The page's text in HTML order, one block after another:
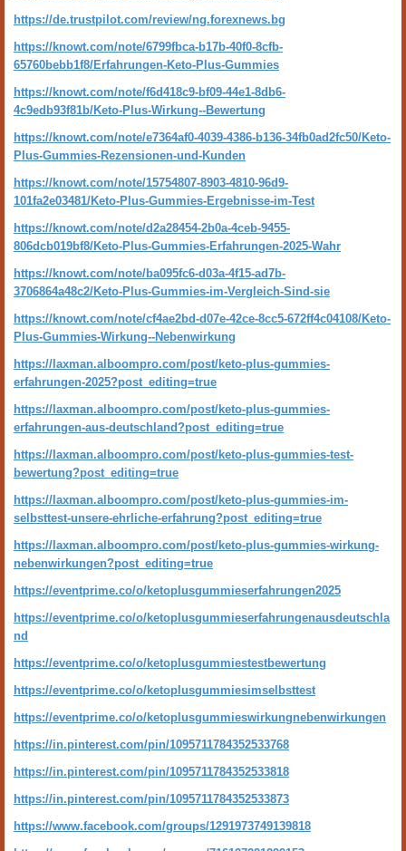
https://de.trustpilot.com/review/ng.forexnews.bg
https://knowt.com/note/6799fbca-b17b-40f0-8cfb-
65760bebb1f8/Erfahrungen-Keto-Plus-Gummies
https://knowt.com/note/f6d418c9-bf09-44e1-8db6-
4c9edb93f81b/Keto-Plus-Wirkung--Bewertung
https://knowt.com/note/e7364af0-4039-4386-b136-34fb0ad2fc50/Keto-
Plus-Gummies-Rezensionen-und-Kunden
https://knowt.com/note/15754807-8903-4810-96d9-
101fa2e03481/Keto-Plus-Gummies-Ergebnisse-im-Test
https://knowt.com/note/d2a28454-2b0a-4ceb-9455-
806dcb019bf8/Keto-Plus-Gummies-Erfahrungen-2025-Wahr
https://knowt.com/note/ba095fc6-d03a-4f15-ad7b-
3706864a48c2/Keto-Plus-Gummies-im-Vergleich-Sind-sie
https://knowt.com/note/cf4ae2bd-d07e-42ce-8cc5-672ff4c04108/Keto-
Plus-Gummies-Wirkung--Nebenwirkung
https://laxman.alboompro.com/post/keto-plus-gummies-
erfahrungen-2025?post_editing=true
https://laxman.alboompro.com/post/keto-plus-gummies-
erfahrungen-aus-deutschland?post_editing=true
https://laxman.alboompro.com/post/keto-plus-gummies-test-
bewertung?post_editing=true
https://laxman.alboompro.com/post/keto-plus-gummies-im-
selbsttest-unsere-ehrliche-erfahrung?post_editing=true
https://laxman.alboompro.com/post/keto-plus-gummies-wirkung-
nebenwirkungen?post_editing=true
https://eventprime.co/o/ketoplusgummieserfahrungen2025
https://eventprime.co/o/ketoplusgummieserfahrungenausdeutschla
nd
https://eventprime.co/o/ketoplusgummiestestbewertung
https://eventprime.co/o/ketoplusgummiesimselbsttest
https://eventprime.co/o/ketoplusgummieswirkungnebenwirkungen
https://in.pinterest.com/pin/1095711784352533768
https://in.pinterest.com/pin/1095711784352533818
https://in.pinterest.com/pin/1095711784352533873
https://www.facebook.com/groups/1291973749139818